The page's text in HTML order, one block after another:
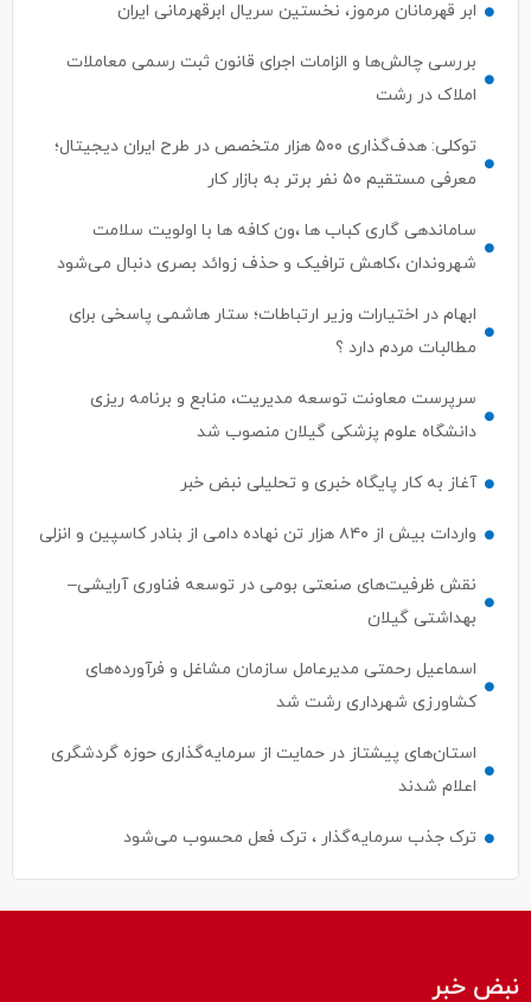
ابر قهرمانان مرموز، نخستین سریال ابرقهرمانی ایران
بررسی چالش‌ها و الزامات اجرای قانون ثبت رسمی معاملات
املاک در رشت
توکلی: هدف‌گذاری ۵۰۰ هزار متخصص در طرح ایران دیجیتال؛
معرفی مستقیم ۵۰ نفر برتر به بازار کار
ساماندهی گاری کباب ها ،ون کافه ها با اولویت سلامت
شهروندان ،کاهش ترافیک و حذف زوائد بصری دنبال می‌شود
ابهام در اختیارات وزیر ارتباطات؛ ستار هاشمی پاسخی برای
مطالبات مردم دارد ؟
سرپرست معاونت توسعه مدیریت، منابع و برنامه ریزی
دانشگاه علوم پزشکی گیلان منصوب شد
آغاز به کار پایگاه خبری و تحلیلی نبض خبر
واردات بیش از ۸۴۰ هزار تن نهاده دامی از بنادر كاسپین و انزلی
نقش ظرفیت‌های صنعتی بومی در توسعه فناوری آرایشی–
بهداشتی گیلان
اسماعیل رحمتی مدیرعامل سازمان مشاغل و فرآورده‌های
کشاورزی شهرداری رشت شد
استان‌های پیشتاز در حمایت از سرمایه‌گذاری حوزه گردشگری
اعلام شدند
ترک جذب سرمایه‌گذار ، ترک فعل محسوب می‌شود
نبض خبر